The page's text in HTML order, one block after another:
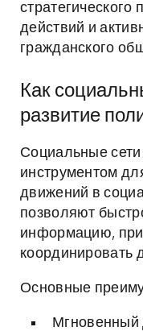
действий и
гражданского
Как
развитие
Социальные
инструментом
движений в
позволяют
информацию,
координировать
Основные
Мгновенный